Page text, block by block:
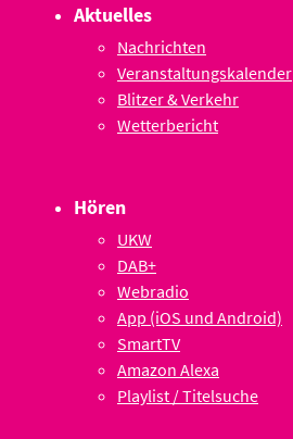
Aktuelles
Nachrichten
Veranstaltungskalender
Blitzer & Verkehr
Wetterbericht
Hören
UKW
DAB+
Webradio
App (iOS und Android)
SmartTV
Amazon Alexa
Playlist / Titelsuche